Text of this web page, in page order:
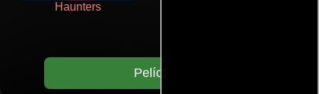
Haunters
Películas